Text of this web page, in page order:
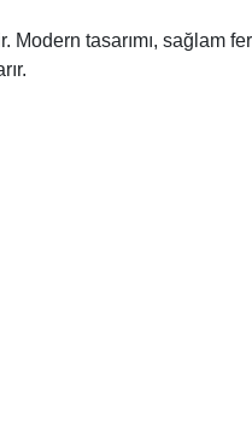
tasarımı, sağlam